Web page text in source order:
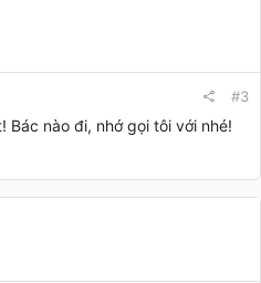
#3
Bác nào đi, nhớ gọi tôi với nhé!